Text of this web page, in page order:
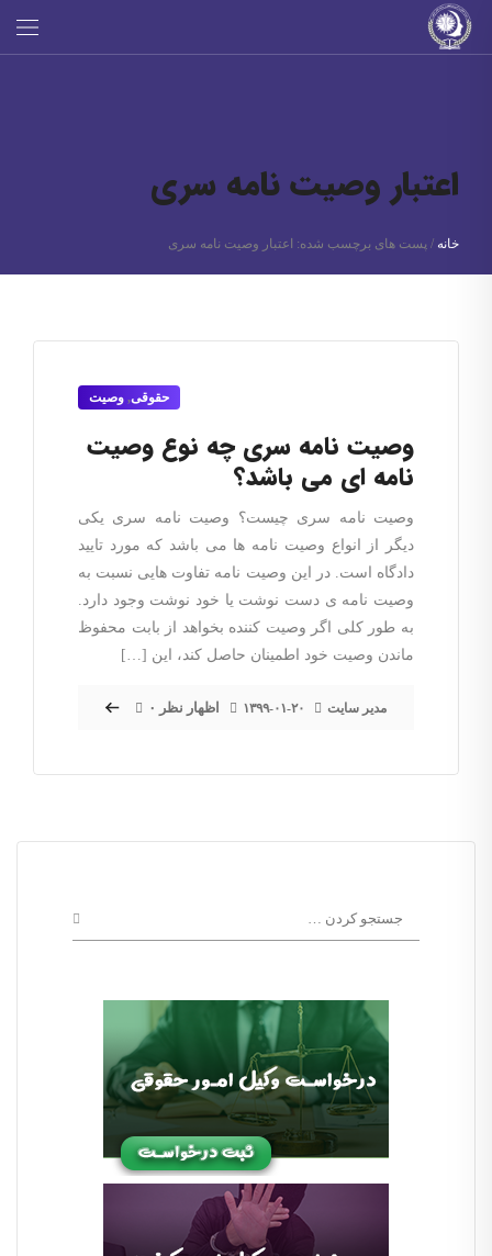
اعتبار وصیت نامه سری
خانه / پست های برچسب شده: اعتبار وصیت نامه سری
حقوقی, وصیت
وصیت نامه سری چه نوع وصیت
نامه ای می باشد؟
وصیت نامه سری چیست؟ وصیت نامه سری یکی
دیگر از انواع وصیت نامه ها می باشد که مورد تایید
دادگاه است. در این وصیت نامه تفاوت هایی نسبت به
وصیت نامه ی دست نوشت یا خود نوشت وجود دارد.
به طور کلی اگر وصیت کننده بخواهد از بابت محفوظ
ماندن وصیت خود اطمینان حاصل کند، این […]
مدیر سایت ۱۳۹۹-۰۱-۲۰ ۰ اظهار نظر